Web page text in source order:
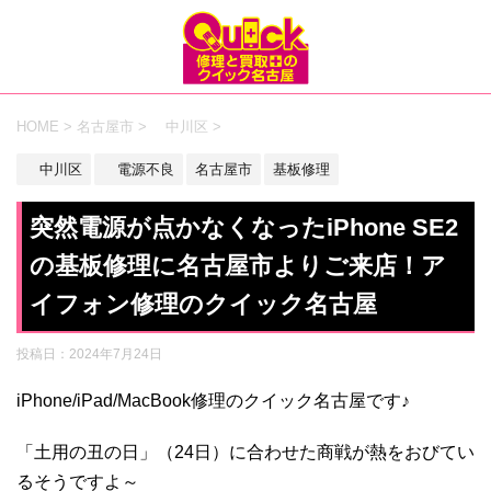
HOME > 名古屋市 > 中川区 >
中川区 電源不良 名古屋市 基板修理
突然電源が点かなくなったiPhone SE2
の基板修理に名古屋市よりご来店！ア
イフォン修理のクイック名古屋
投稿日： 2024年7月24日
iPhone/iPad/MacBook修理のクイック名古屋です♪
「土用の丑の日」（24日）に合わせた商戦が熱をおびてい
るそうですよ～